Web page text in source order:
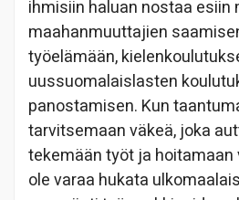
ihmisiin haluan nostaa esiin
maahanmuuttajien
työelämään,
uussuomalaislasten
panostamisen. Kun
tarvitsemaan väkeä, joka
tekemään työt ja hoitamaan
ole varaa hukata